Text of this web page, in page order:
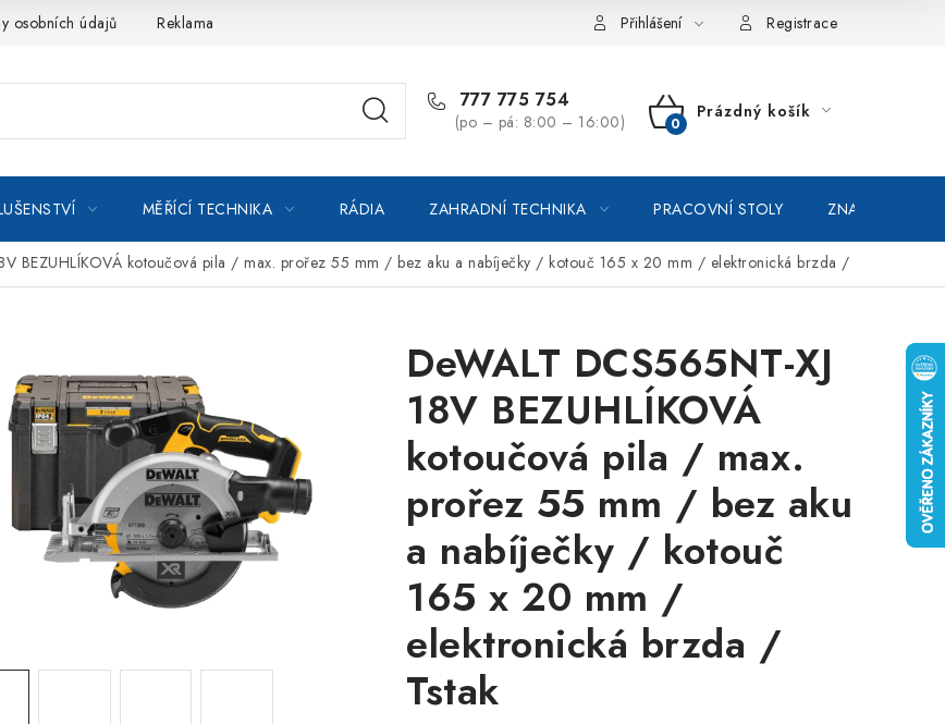
osobních údajů Reklamace Moje objednávka / odstoupení od smlouvy Online platby Comgate
Přihlášení Registrace
777 775 754
(po – pá: 8:00 – 16:00)
NÁKUPNÍ
Prázdný košík
MĚŘÍCÍ TECHNIKA RÁDIA ZAHRADNÍ TECHNIKA PRACOVNÍ STOLY ZNAČKOVACÍ
BEZUHLÍKOVÁ kotoučová pila / max. prořez 55 mm / bez aku a nabíječky / kotouč 165 x 20 mm / elektronická brzda /
DeWALT DCS565NT-XJ
18V BEZUHLÍKOVÁ
kotoučová pila / max.
prořez 55 mm / bez aku
a nabíječky / kotouč
165 x 20 mm /
elektronická brzda /
Tstak